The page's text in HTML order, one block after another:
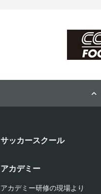
サッカースクール
アカデミー
アカデミー研修の現場より